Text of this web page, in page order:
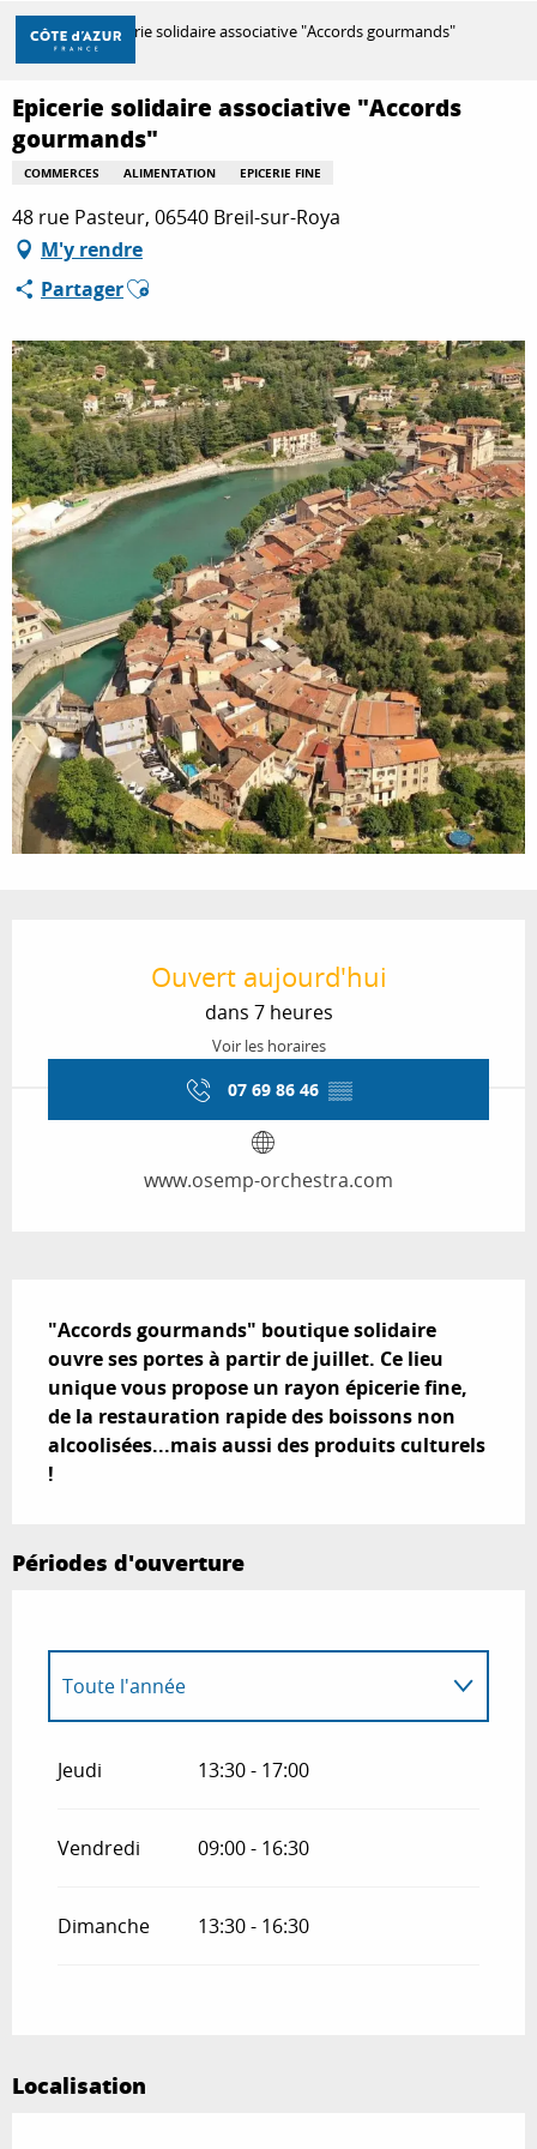
Aller
contenu
principal
DÉCOUVRIR
À FAIRE
SÉJOURNER
Accueil Epicerie solidaire associative "Accords gourmands"
Epicerie solidaire associative "Accords
gourmands"
COMMERCES ALIMENTATION EPICERIE FINE
48 rue Pasteur, 06540 Breil-sur-Roya
M'y rendre
PartagerAjouter aux favoris
Ouvert aujourd'hui
dans 7 heures
Voir les horaires
07 69 86 46 ▒▒
www.osemp-orchestra.com
"Accords gourmands" boutique solidaire
ouvre ses portes à partir de juillet. Ce lieu
unique vous propose un rayon épicerie fine,
de la restauration rapide des boissons non
alcoolisées...mais aussi des produits culturels
!
Périodes d'ouverture
Toute l'année
Jeudi 13:30 - 17:00
Vendredi 09:00 - 16:30
Dimanche 13:30 - 16:30
Localisation